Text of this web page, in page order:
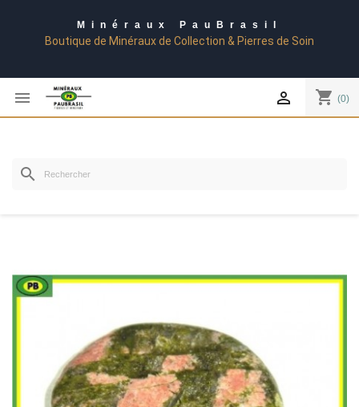
Minéraux PauBrasil
Boutique de Minéraux de Collection & Pierres de Soin
 shopping_cart (0)

search